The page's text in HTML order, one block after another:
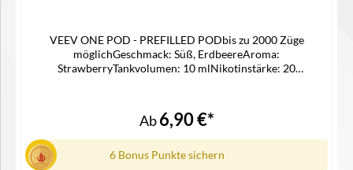
VEEV ONE POD - PREFILLED PODbis zu 2000 Züge
möglichGeschmack: Süß, ErdbeereAroma:
StrawberryTankvolumen: 10 mlNikotinstärke: 20
ausgewählten Geschmacksrichtung1x Gebrauchsinfomation
Ab6,90 €*
6 Bonus Punkte sichern